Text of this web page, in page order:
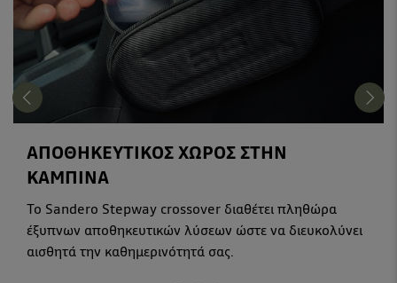
ΑΠΟΘΗΚΕΥΤΙΚΟΣ ΧΩΡΟΣ ΣΤΗΝ
ΚΑΜΠΙΝΑ
Το Sandero Stepway crossover διαθέτει πληθώρα
έξυπνων αποθηκευτικών λύσεων ώστε να διευκολύνει
αισθητά την καθημερινότητά σας.